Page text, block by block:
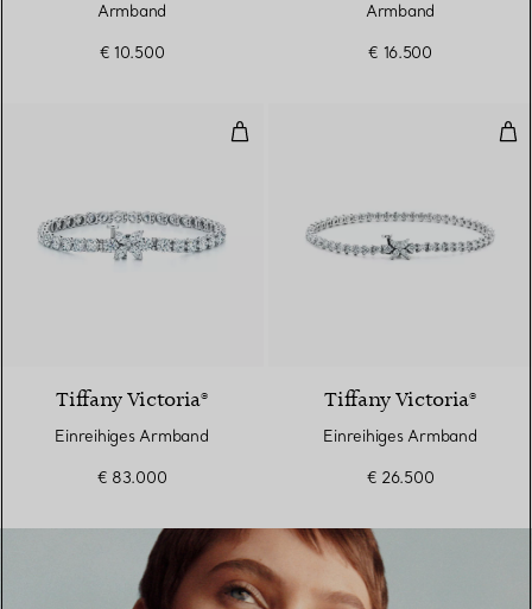
Armband
€ 10.500
Armband
€ 16.500
Einreihiges Armband
Tiffany Victoria®
Einreihiges Armband
€ 83.000
Tiffany Victoria®
Einreihiges Armband
€ 26.500